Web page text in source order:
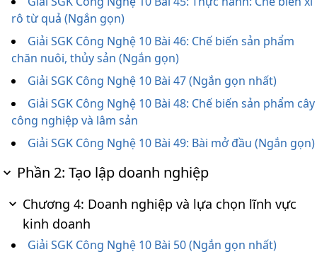
rô từ quả (Ngắn gọn)
Giải SGK Công Nghệ 10 Bài 46: Chế biến sản phẩm
chăn nuôi, thủy sản (Ngắn gọn)
Giải SGK Công Nghệ 10 Bài 47 (Ngắn gọn nhất)
Giải SGK Công Nghệ 10 Bài 48: Chế biến sản phẩm cây
công nghiệp và lâm sản
Giải SGK Công Nghệ 10 Bài 49: Bài mở đầu (Ngắn gọn)
Phần 2: Tạo lập doanh nghiệp
Chương 4: Doanh nghiệp và lựa chọn lĩnh vực
kinh doanh
Giải SGK Công Nghệ 10 Bài 50 (Ngắn gọn nhất)